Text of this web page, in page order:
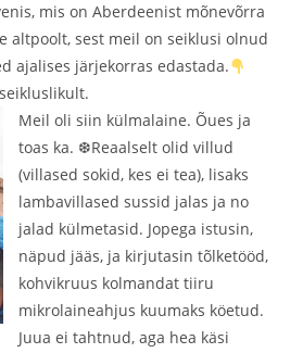
mis on Aberdeenist mõnevõrra
altpoolt, sest meil on seiklusi olnud
ajalises järjekorras edastada.
Meil oli siin külmalaine. Õues ja
toas ka. ❆Reaalselt olid villud
(villased sokid, kes ei tea), lisaks
lambavillased sussid jalas ja no
jalad külmetasid. Jopega istusin,
näpud jääs, ja kirjutasin tõlketööd,
kohvikruus kolmandat tiiru
mikrolaineahjus kuumaks köetud.
Juua ei tahtnud, aga hea käsi